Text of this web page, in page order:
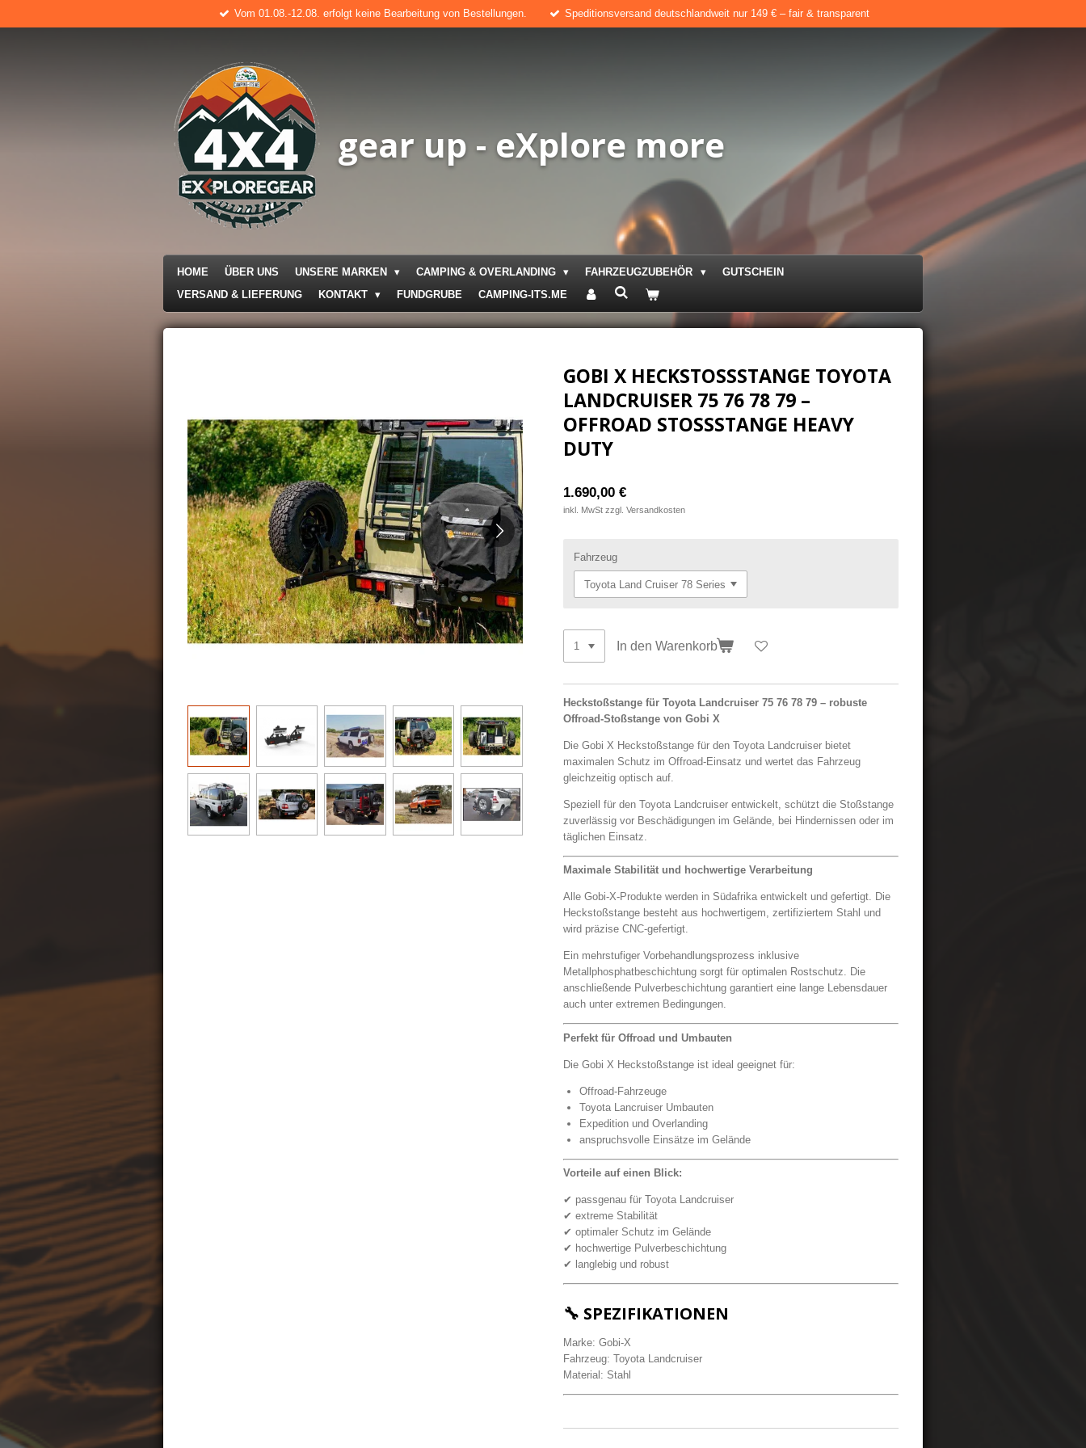
Hauptinhalt
Vom 01.08.-12.08. erfolgt keine Bearbeitung von Bestellungen. Speditionsversand deutschlandweit nur 149 € – fair & transparent
gear up - eXplore more
HOME ÜBER UNS UNSERE MARKEN CAMPING & OVERLANDING FAHRZEUGZUBEHÖR
GUTSCHEIN
VERSAND & LIEFERUNG
KONTAKT FUNDGRUBE CAMPING-ITS.ME
GOBI X HECKSTOSSSTANGE TOYOTA L
ANDCRUISER 75 76 78 79 – O
FFROAD STOSSSTANGE HEAVY DU
TY
1.690,00 €
inkl. MwSt zzgl. Versandkosten
Fahrzeug
In den Warenkorb
Heckstoßstange für Toyota Landcruiser 75 76 78 79 – robuste
Offroad-Stoßstange von Gobi X
Die Gobi X Heckstoßstange für den Toyota Landcruiser bietet
maximalen Schutz im Offroad-Einsatz und wertet das Fahrzeug
gleichzeitig optisch auf.
Speziell für den Toyota Landcruiser entwickelt, schützt die Stoßstange
zuverlässig vor Beschädigungen im Gelände, bei Hindernissen oder im
täglichen Einsatz.
Maximale Stabilität und hochwertige Verarbeitung
Alle Gobi-X-Produkte werden in Südafrika entwickelt und gefertigt. Die
Heckstoßstange besteht aus hochwertigem, zertifiziertem Stahl und
wird präzise CNC-gefertigt.
Ein mehrstufiger Vorbehandlungsprozess inklusive
Metallphosphatbeschichtung sorgt für optimalen Rostschutz. Die
anschließende Pulverbeschichtung garantiert eine lange Lebensdauer
auch unter extremen Bedingungen.
Perfekt für Offroad und Umbauten
Die Gobi X Heckstoßstange ist ideal geeignet für:
Offroad-Fahrzeuge
Toyota Lancruiser Umbauten
Expedition und Overlanding
anspruchsvolle Einsätze im Gelände
Vorteile auf einen Blick:
✔ passgenau für Toyota Landcruiser
✔ extreme Stabilität
✔ optimaler Schutz im Gelände
✔ hochwertige Pulverbeschichtung
✔ langlebig und robust
🔧 SPEZIFIKATIONEN
Marke: Gobi-X
Fahrzeug: Toyota Landcruiser
Material: Stahl